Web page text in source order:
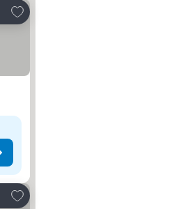
Přidat na seznam oblíbených hotelů
Přidat na seznam oblíbených hotelů